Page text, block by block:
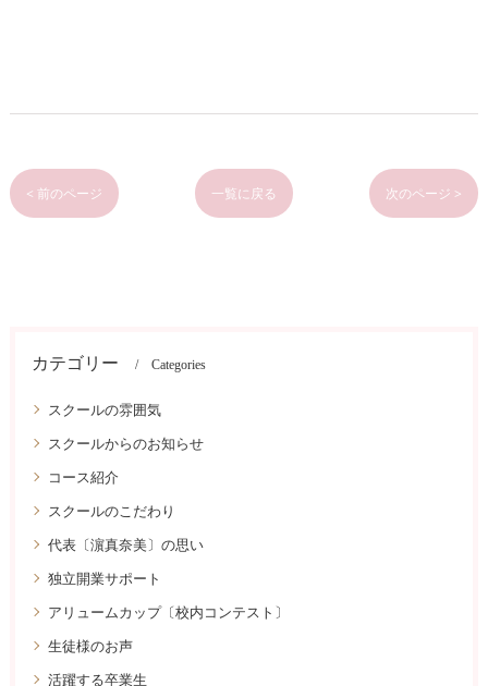
< 前のページ 一覧に戻る 次のページ >
カテゴリー Categories
スクールの雰囲気
スクールからのお知らせ
コース紹介
スクールのこだわり
代表〔濵真奈美〕の思い
独立開業サポート
アリュームカップ〔校内コンテスト〕
生徒様のお声
活躍する卒業生